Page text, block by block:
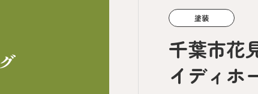
塗装
千葉市花
イディホ